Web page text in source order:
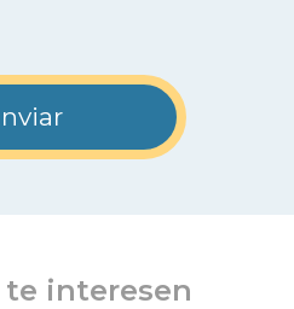
interesen